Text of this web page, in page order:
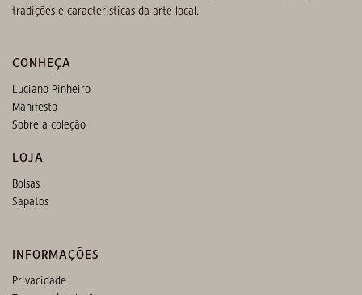
tradições e características da arte local.
CONHEÇA
Luciano Pinheiro
Manifesto
Sobre a coleção
LOJA
Bolsas
Sapatos
INFORMAÇÕES
Privacidade